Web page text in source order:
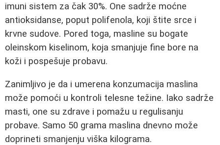
imuni sistem za čak 30%. One sadrže moćne
antioksidanse, poput polifenola, koji štite srce i
krvne sudove. Pored toga, masline su bogate
oleinskom kiselinom, koja smanjuje fine bore na
koži i pospešuje probavu.
Zanimljivo je da i umerena konzumacija maslina
može pomoći u kontroli telesne težine. Iako sadrže
masti, one su zdrave i pomažu u regulisanju
probave. Samo 50 grama maslina dnevno može
doprineti smanjenju viška kilograma.